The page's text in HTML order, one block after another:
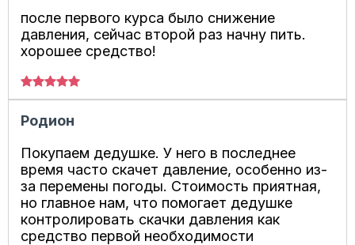
после первого курса было снижение
давления, сейчас второй раз начну пить.
хорошее средство!
Родион
Покупаем дедушке. У него в последнее
время часто скачет давление, особенно из-
за перемены погоды. Стоимость приятная,
но главное нам, что помогает дедушке
контролировать скачки давления как
средство первой необходимости